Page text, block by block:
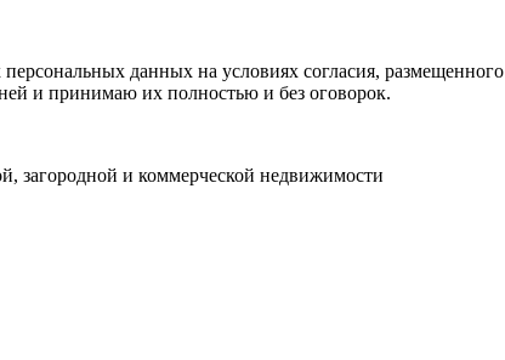
данных на условиях согласия, размещенного
и принимаю их полностью и без оговорок.
загородной и коммерческой недвижимости